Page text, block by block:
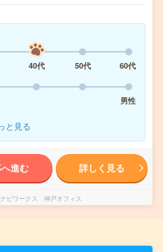
40代 50代
60代
男性
と見る
進む 詳しく見る
ビワークス 神戸オフィス